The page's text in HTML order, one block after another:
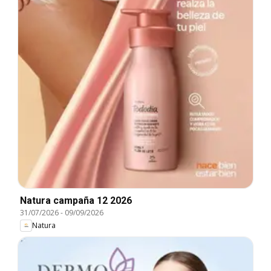
Natura campaña 12 2026
31/07/2026- 09/09/2026
Natura